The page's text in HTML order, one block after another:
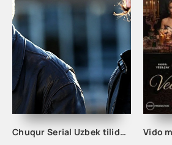
Chuqur Serial Uzbek tilida 1. 2. 3. 10. 20. 30. 40. 50. 60. 70. 80. 90. 100. 150. 200 Qism O'zbek tilida Chuqir Seryali Barcha qismlar